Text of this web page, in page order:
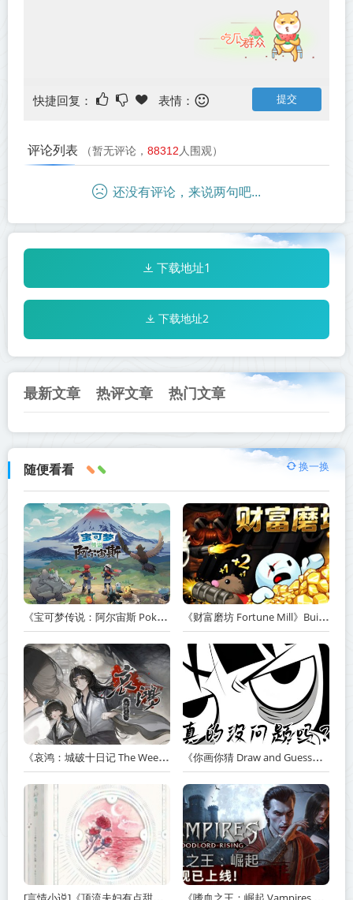
快捷回复： 表情：
评论列表 （暂无评论， 88312人围观）
还没有评论，来说两句吧...
下载地址1
下载地址2
最新文章 热评文章 热门文章
随便看看 换一换
《宝可梦传说：阿尔宙斯 Pokémon Legends Arceus》v13.2.0【PC/手机双端】丨中文版网盘下载 《财富磨坊 Fortune Mill》Build.23517590-免安装中文版丨中文版网盘下载
《哀鸿：城破十日记 The Weeping Swan Ten Days of the Citys Fall》v20260507-免安装中文版丨中文版网盘下载 《你画你猜 Draw and Guess》Build.24032411-免安装中文版丨中文版网盘下载